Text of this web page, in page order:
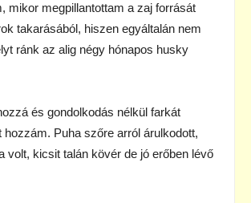
mikor megpillantottam a zaj forrását
takarásából, hiszen egyáltalán nem
ránk az alig négy hónapos husky
és gondolkodás nélkül farkát
hozzám. Puha szőre arról árulkodott,
volt, kicsit talán kövér de jó erőben lévő